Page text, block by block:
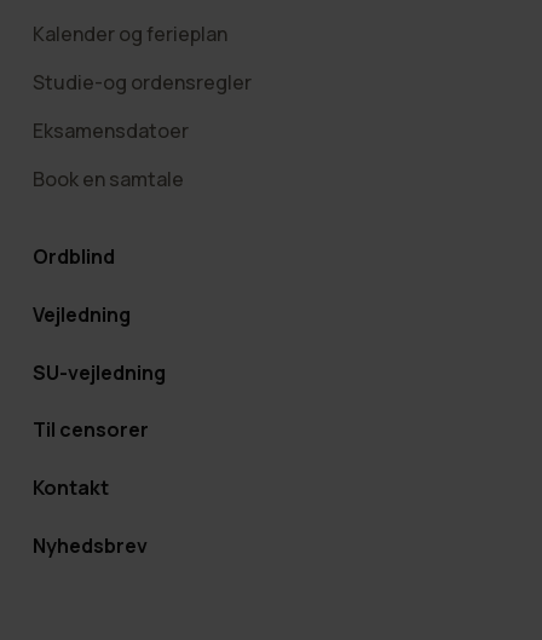
Kalender og ferieplan
Studie-og ordensregler
Eksamensdatoer
Book en samtale
Ordblind
Vejledning
SU-vejledning
Til censorer
Kontakt
Nyhedsbrev